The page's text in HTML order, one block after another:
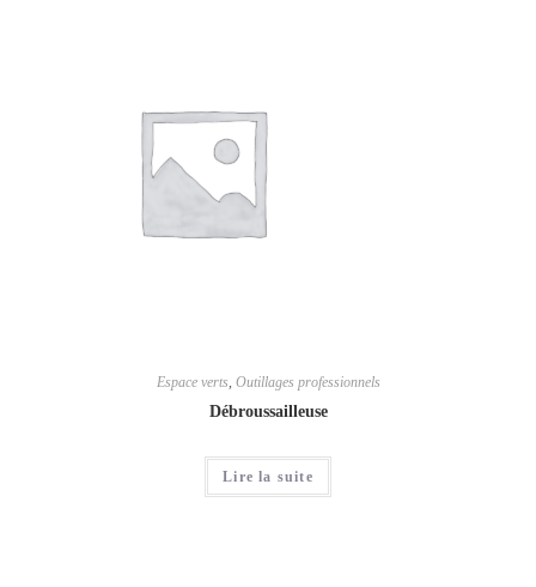
Espace verts Outillages professionnels
Débroussailleuse
Lire la suite